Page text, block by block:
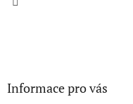
Informace pro vás